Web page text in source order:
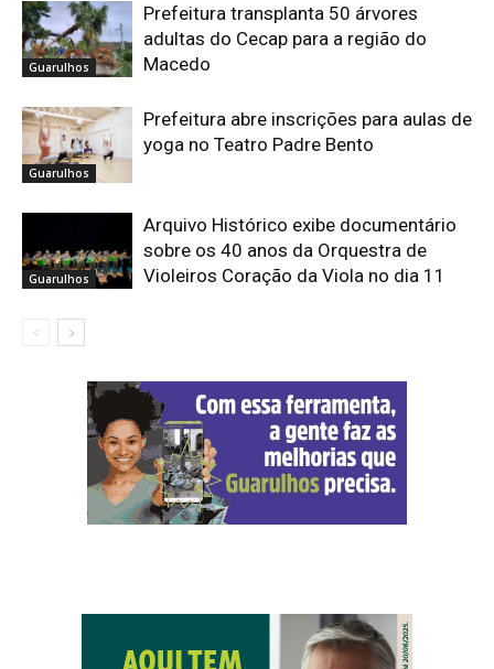
Guarulhos
Prefeitura transplanta 50 árvores
adultas do Cecap para a região do
Macedo
Guarulhos
Prefeitura abre inscrições para aulas de
yoga no Teatro Padre Bento
Guarulhos
Arquivo Histórico exibe documentário
sobre os 40 anos da Orquestra de
Violeiros Coração da Viola no dia 11